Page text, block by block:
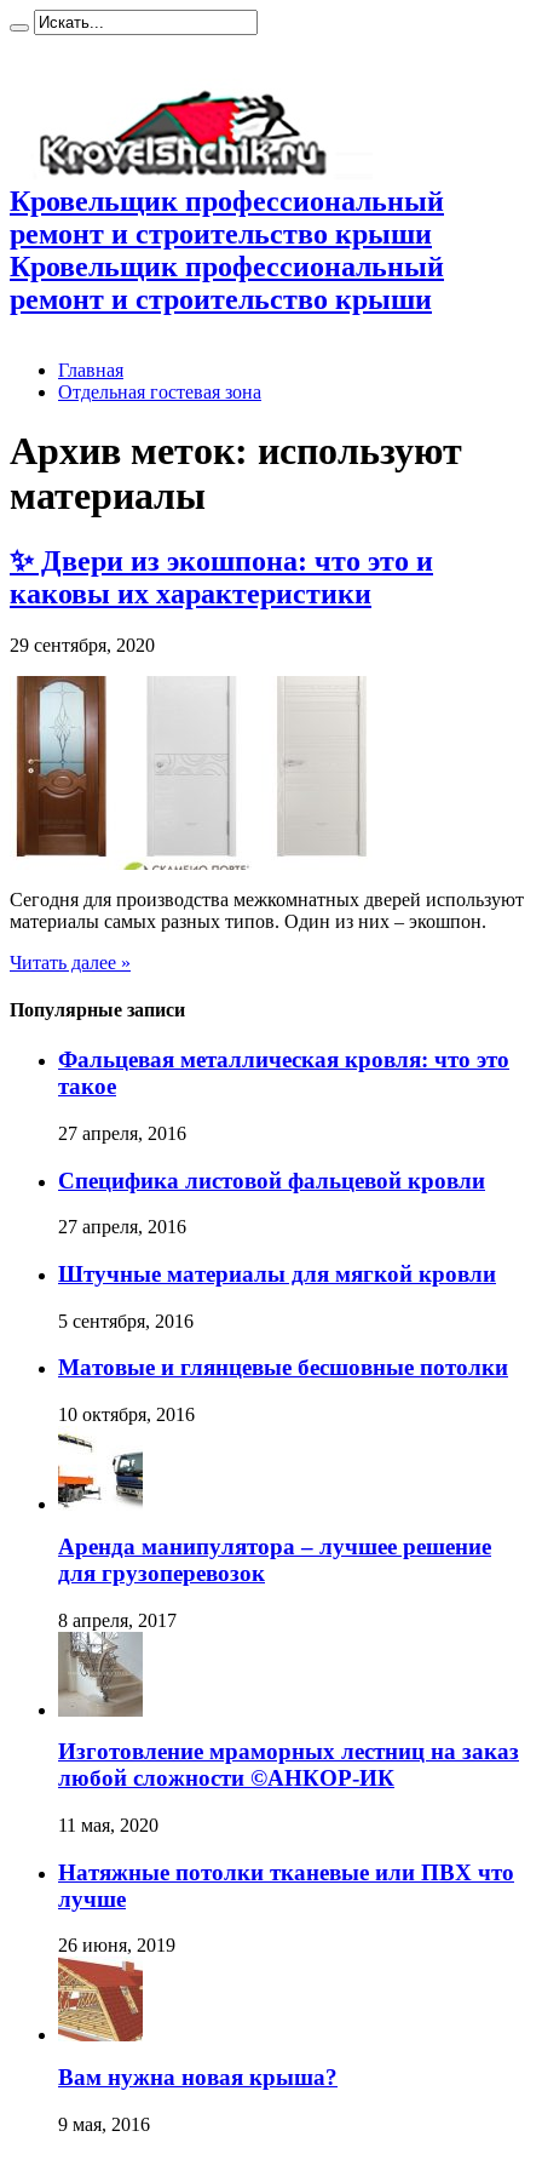
Кровельщик профессиональный
ремонт и строительство крыши
Кровельщик профессиональный
ремонт и строительство крыши
Главная
Отдельная гостевая зона
Архив меток: используют
материалы
✨ Двери из экошпона: что это и
каковы их характеристики
29 сентября, 2020
Сегодня для производства межкомнатных дверей используют
материалы самых разных типов. Один из них – экошпон.
Читать далее »
Популярные записи
Фальцевая металлическая кровля: что это
такое
27 апреля, 2016
Специфика листовой фальцевой кровли
27 апреля, 2016
Штучные материалы для мягкой кровли
5 сентября, 2016
Матовые и глянцевые бесшовные потолки
10 октября, 2016
Аренда манипулятора – лучшее решение
для грузоперевозок
8 апреля, 2017
Изготовление мраморных лестниц на заказ
любой сложности ©️АНКОР-ИК
11 мая, 2020
Натяжные потолки тканевые или ПВХ что
лучше
26 июня, 2019
Вам нужна новая крыша?
9 мая, 2016